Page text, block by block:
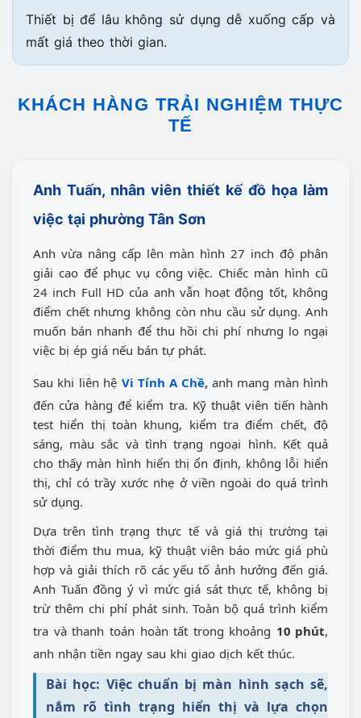
Thiết bị để lâu không sử dụng dễ xuống cấp và
mất giá theo thời gian.
KHÁCH HÀNG TRẢI NGHIỆM THỰC
TẾ
Anh Tuấn, nhân viên thiết kế đồ họa làm
việc tại phường Tân Sơn
Anh vừa nâng cấp lên màn hình 27 inch độ phân
giải cao để phục vụ công việc. Chiếc màn hình cũ
24 inch Full HD của anh vẫn hoạt động tốt, không
điểm chết nhưng không còn nhu cầu sử dụng. Anh
muốn bán nhanh để thu hồi chi phí nhưng lo ngại
việc bị ép giá nếu bán tự phát.
Sau khi liên hệ Vi Tính A Chề,anh mang màn hình
đến cửa hàng để kiểm tra. Kỹ thuật viên tiến hành
test hiển thị toàn khung, kiểm tra điểm chết, độ
sáng, màu sắc và tình trạng ngoại hình. Kết quả
cho thấy màn hình hiển thị ổn định, không lỗi hiển
thị, chỉ có trầy xước nhẹ ở viền ngoài do quá trình
sử dụng.
Dựa trên tình trạng thực tế và giá thị trường tại
thời điểm thu mua, kỹ thuật viên báo mức giá phù
hợp và giải thích rõ các yếu tố ảnh hưởng đến giá.
Anh Tuấn đồng ý vì mức giá sát thực tế, không bị
trừ thêm chi phí phát sinh. Toàn bộ quá trình kiểm
tra và thanh toán hoàn tất trong khoảng 10 phút,
anh nhận tiền ngay sau khi giao dịch kết thúc.
Bài học: Việc chuẩn bị màn hình sạch sẽ,
nắm rõ tình trạng hiển thị và lựa chọn